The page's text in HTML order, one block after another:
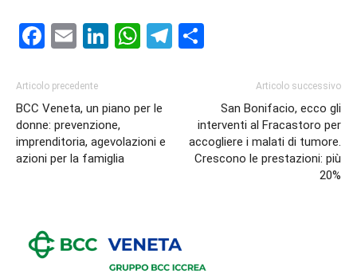
Facebook
EmailLinkedIn
WhatsApp
Telegram
Articolo precedente
BCC Veneta, un piano per le
donne: prevenzione,
imprenditoria, agevolazioni e
azioni per la famiglia
Articolo successivo
San Bonifacio, ecco gli
interventi al Fracastoro per
accogliere i malati di tumore.
Crescono le prestazioni: più
20%